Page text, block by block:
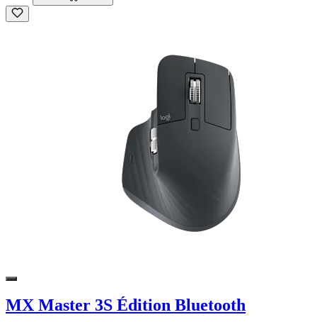
MX Master 3S Édition Bluetooth